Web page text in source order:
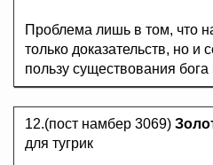
Проблема лишь в том, что
только доказательств, но и
пользу существования
12.(пост намбер 3069)
для тугрик